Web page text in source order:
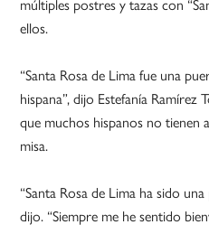
múltiples postres y tazas con
ellos.
“Santa Rosa de Lima fue una
hispana”, dijo Estefanía Ramírez
que muchos hispanos no tienen
misa.
“Santa Rosa de Lima ha sido
dijo. “Siempre me he sentido